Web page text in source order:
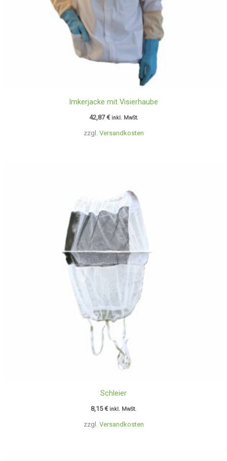
zzgl. Versandkosten
Imkerjacke mit Visierhaube
42,87€ inkl. MwSt.
zzgl. Versandkosten
Schleier
8,15€ inkl. MwSt.